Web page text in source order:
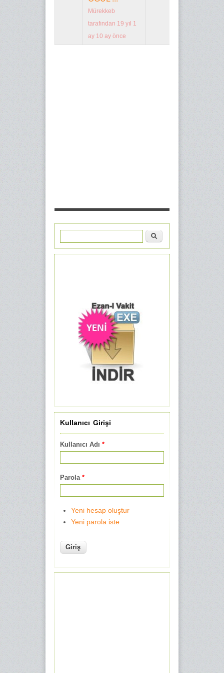
Mürekkeb
tarafından 19 yıl 1
ay 10 ay önce
Arama formu
Ara
Kullanıcı Girişi
Kullanıcı Adı *
Parola *
Yeni hesap oluştur
Yeni parola iste